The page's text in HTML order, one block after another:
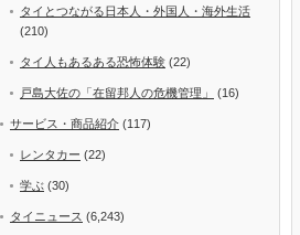
タイとつながる日本人・外国人・海外生活
(210)
タイ人もあるある恐怖体験 (22)
戸島大佐の「在留邦人の危機管理」 (16)
サービス・商品紹介 (117)
レンタカー (22)
学ぶ (30)
タイニュース (6,243)